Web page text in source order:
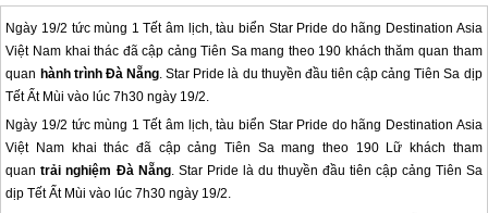
Ngày 19/2 tức mùng 1 Tết âm lịch, tàu biển Star Pride do hãng Destination Asia
Việt Nam khai thác đã cập cảng Tiên Sa mang theo 190 khách thăm quan tham
quan hành trình Đà Nẵng. Star Pride là du thuyền đầu tiên cập cảng Tiên Sa dịp
Tết Ất Mùi vào lúc 7h30 ngày 19/2.
Ngày 19/2 tức mùng 1 Tết âm lịch, tàu biển Star Pride do hãng Destination Asia
Việt Nam khai thác đã cập cảng Tiên Sa mang theo 190 Lữ khách tham
quantrải nghiệm Đà Nẵng. Star Pride là du thuyền đầu tiên cập cảng Tiên Sa
dịp Tết Ất Mùi vào lúc 7h30 ngày 19/2.